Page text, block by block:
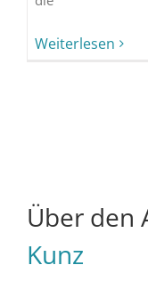
Weiterlesen
Über den
Kunz